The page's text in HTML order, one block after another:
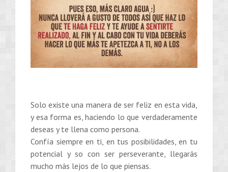
Solo existe una manera de ser feliz en esta vida,
y esa forma es, haciendo lo que verdaderamente
deseas y te llena como persona.
Confía siempre en ti, en tus posibilidades, en tu
potencial y so con ser perseverante, llegarás
mucho más lejos de lo que piensas.